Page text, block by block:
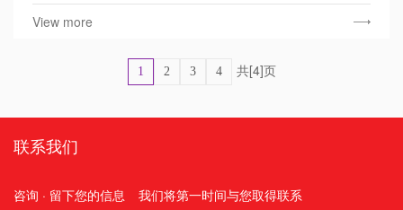
View more
1 2 3 4 共[4]页
联系我们
咨询 · 留下您的信息 我们将第一时间与您取得联系